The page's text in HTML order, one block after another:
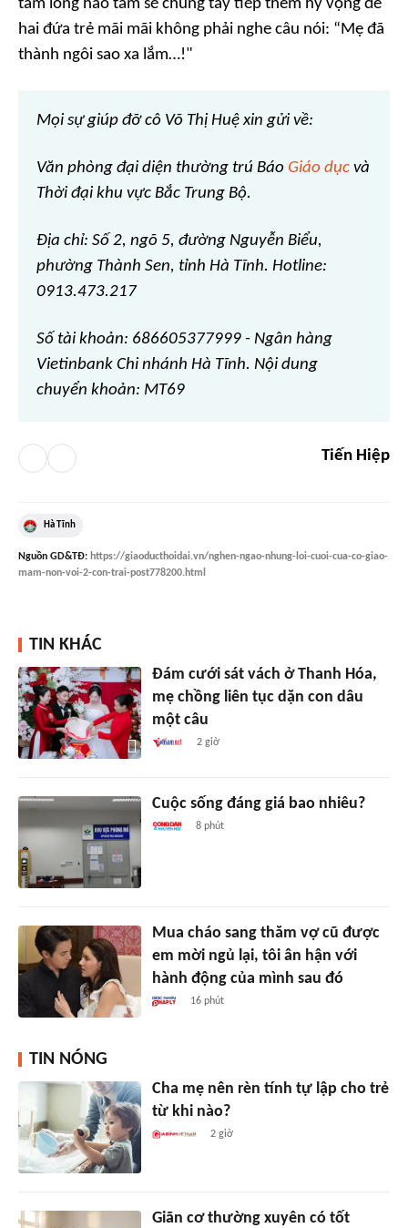
tấm lòng hảo tâm sẽ chung tay tiếp thêm hy vọng để
hai đứa trẻ mãi mãi không phải nghe câu nói: “Mẹ đã
thành ngôi sao xa lắm…!"
Mọi sự giúp đỡ cô Võ Thị Huệ xin gửi về:
Văn phòng đại diện thường trú Báo Giáo dục và
Thời đại khu vực Bắc Trung Bộ.
Địa chỉ: Số 2, ngõ 5, đường Nguyễn Biểu,
phường Thành Sen, tỉnh Hà Tĩnh. Hotline:
0913.473.217
Số tài khoản: 686605377999 - Ngân hàng
Vietinbank Chi nhánh Hà Tĩnh. Nội dung
chuyển khoản: MT69
Tiến Hiệp
Hà Tĩnh
Nguồn GD&TĐ: https://giaoducthoidai.vn/nghen-ngao-nhung-loi-cuoi-cua-co-giao-
mam-non-voi-2-con-trai-post778200.html
TIN KHÁC
Đám cưới sát vách ở Thanh Hóa,
mẹ chồng liên tục dặn con dâu
một câu
2 giờ
Cuộc sống đáng giá bao nhiêu?
8 phút
Mua cháo sang thăm vợ cũ được
em mời ngủ lại, tôi ân hận với
hành động của mình sau đó
16 phút
TIN NÓNG
Cha mẹ nên rèn tính tự lập cho trẻ
từ khi nào?
2 giờ
Giãn cơ thường xuyên có tốt